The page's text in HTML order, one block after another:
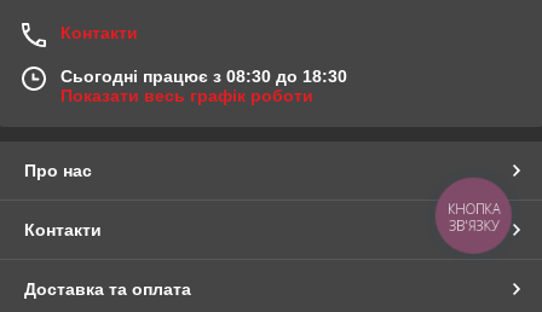
Контакти
Сьогодні працює з 08:30 до 18:30
Показати весь графік роботи
Про нас
Контакти
Доставка та оплата
КНОПКА
ЗВ'ЯЗКУ